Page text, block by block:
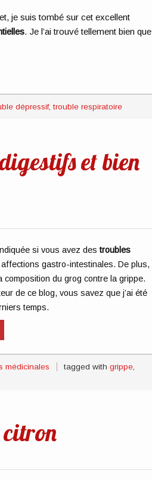
je suis tombé sur cet excellent
. Je l’ai trouvé tellement bien que
dépressif,trouble respiratoire
et bien
si vous avez destroubles
gastro-intestinales. De plus,
composition du grog contre la grippe.
de ce blog, vous savez que j’ai été
temps.
médicinales tagged withgrippe